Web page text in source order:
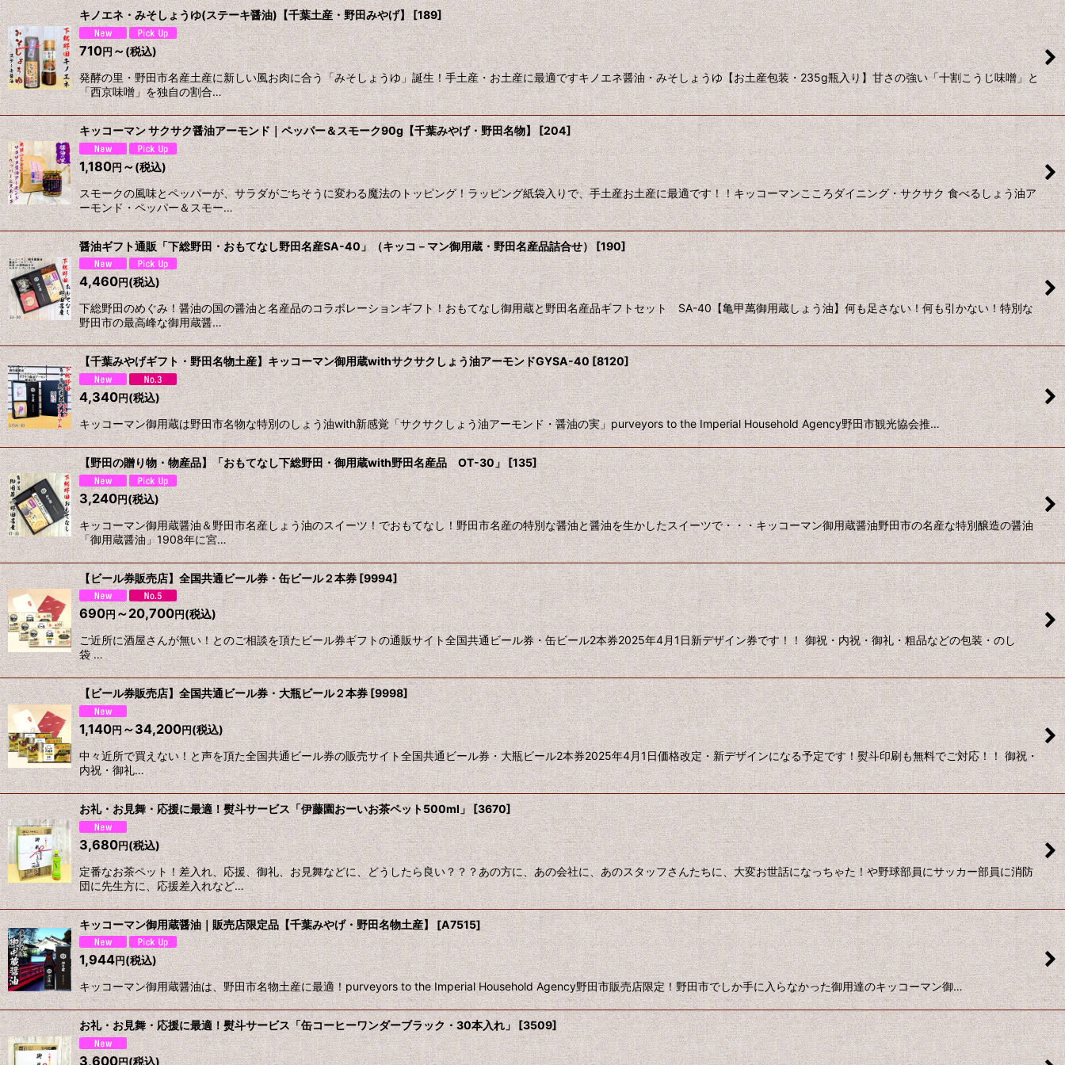
絞り込む
キノエネ・みそしょうゆ(ステーキ醤油)【千葉土産・野田みやげ】 [189]
710円 ～(税込)
発酵の里・野田市名産土産に新しい風お肉に合う「みそしょうゆ」誕生！手土産・お土産に最適ですキノエネ醤油・みそしょうゆ【お土産包装・235g瓶入り】甘さの強い「十割こうじ味噌」と
「西京味噌」を独自の割合…
キッコーマン サクサク醤油アーモンド｜ペッパー＆スモーク90g【千葉みやげ・野田名物】 [204]
1,180円 ～(税込)
スモークの風味とペッパーが、サラダがごちそうに変わる魔法のトッピング！ラッピング紙袋入りで、手土産お土産に最適です！！キッコーマンこころダイニング・サクサク 食べるしょう油ア
ーモンド・ペッパー＆スモー…
醤油ギフト通販「下総野田・おもてなし野田名産SA-40」（キッコ－マン御用蔵・野田名産品詰合せ） [190]
4,460円 (税込)
下総野田のめぐみ！醤油の国の醤油と名産品のコラボレーションギフト！おもてなし御用蔵と野田名産品ギフトセット SA-40【亀甲萬御用蔵しょう油】何も足さない！何も引かない！特別な
野田市の最高峰な御用蔵醤…
【千葉みやげギフト・野田名物土産】キッコーマン御用蔵withサクサクしょう油アーモンドGYSA-40 [8120]
4,340円 (税込)
キッコーマン御用蔵は野田市名物な特別のしょう油with新感覚「サクサクしょう油アーモンド・醤油の実」purveyors to the Imperial Household Agency野田市観光協会推…
【野田の贈り物・物産品】「おもてなし下総野田・御用蔵with野田名産品 OT-30」 [135]
3,240円 (税込)
キッコーマン御用蔵醤油＆野田市名産しょう油のスイーツ！でおもてなし！野田市名産の特別な醤油と醤油を生かしたスイーツで・・・キッコーマン御用蔵醤油野田市の名産な特別醸造の醤油
「御用蔵醤油」1908年に宮…
【ビール券販売店】全国共通ビール券・缶ビール２本券 [9994]
690円～20,700円 (税込)
ご近所に酒屋さんが無い！とのご相談を頂たビール券ギフトの通販サイト全国共通ビール券・缶ビール2本券2025年4月1日新デザイン券です！！ 御祝・内祝・御礼・粗品などの包装・のし
袋 …
【ビール券販売店】全国共通ビール券・大瓶ビール２本券 [9998]
1,140円 ～34,200円 (税込)
中々近所で買えない！と声を頂た全国共通ビール券の販売サイト全国共通ビール券・大瓶ビール2本券2025年4月1日価格改定・新デザインになる予定です！熨斗印刷も無料でご対応！！ 御祝・
内祝・御礼…
お礼・お見舞・応援に最適！熨斗サービス「伊藤園おーいお茶ペット500ml」 [3670]
3,680円 (税込)
定番なお茶ペット！差入れ、応援、御礼、お見舞などに、どうしたら良い？？？あの方に、あの会社に、あのスタッフさんたちに、大変お世話になっちゃた！や野球部員にサッカー部員に消防
団に先生方に、応援差入れなど…
キッコーマン御用蔵醤油｜販売店限定品【千葉みやげ・野田名物土産】 [A7515]
1,944円 (税込)
キッコーマン御用蔵醤油は、野田市名物土産に最適！purveyors to the Imperial Household Agency野田市販売店限定！野田市でしか手に入らなかった御用達のキッコーマン御…
お礼・お見舞・応援に最適！熨斗サービス「缶コーヒーワンダーブラック・30本入れ」 [3509]
3,600円 (税込)